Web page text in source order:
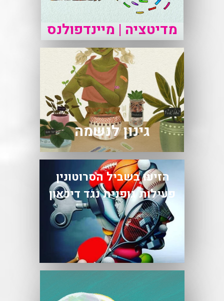
מדיטציה | מיינדפולנס
גינון לנשמה
הזיעו בשביל הסרוטונין
פעילות גופנית נגד דיכאון